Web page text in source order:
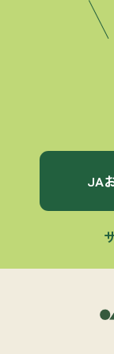
JA